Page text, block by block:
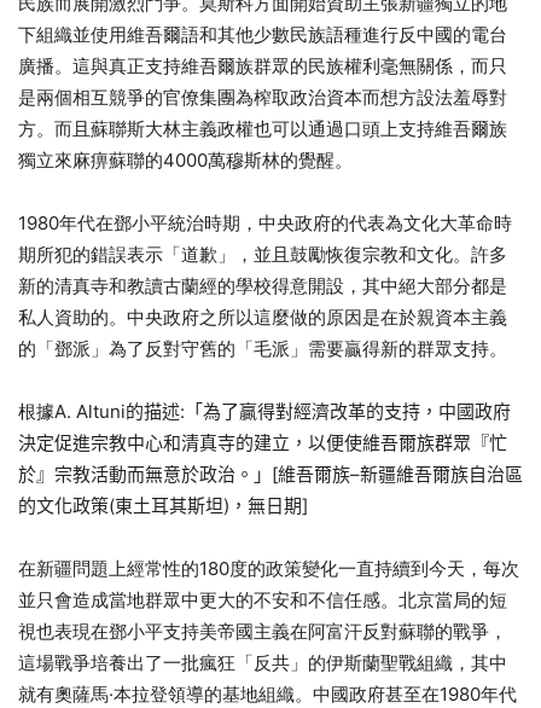
下組織並使用維吾爾語和其他少數民族語種進行反中國的電台
廣播。這與真正支持維吾爾族群眾的民族權利毫無關係，而只
是兩個相互競爭的官僚集團為榨取政治資本而想方設法羞辱對
方。而且蘇聯斯大林主義政權也可以通過口頭上支持維吾爾族
獨立來麻痹蘇聯的4000萬穆斯林的覺醒。
1980年代在鄧小平統治時期，中央政府的代表為文化大革命時
期所犯的錯誤表示「道歉」，並且鼓勵恢復宗教和文化。許多
新的清真寺和教讀古蘭經的學校得意開設，其中絕大部分都是
私人資助的。中央政府之所以這麼做的原因是在於親資本主義
的「鄧派」為了反對守舊的「毛派」需要贏得新的群眾支持。
根據A. Altuni的描述: 「為了贏得對經濟改革的支持， 中國政府
決定促進宗教中心和清真寺的建立，以便使維吾爾族群眾『忙
於』宗教活動而無意於政治。」 [維吾爾族–新疆維吾爾族自治區
的文化政策(東土耳其斯坦) ，無日期]
在新疆問題上經常性的180度的政策變化一直持續到今天，每次
並只會造成當地群眾中更大的不安和不信任感。北京當局的短
視也表現在鄧小平支持美帝國主義在阿富汗反對蘇聯的戰爭，
這場戰爭培養出了一批瘋狂「反共」的伊斯蘭聖戰組織，其中
就有奧薩馬·本拉登領導的基地組織。中國政府甚至在1980年代